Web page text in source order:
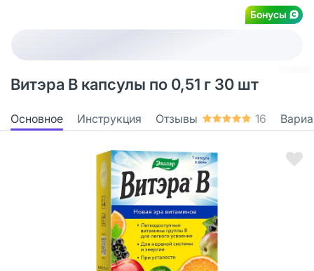
Бонусы
Витэра В капсулы по 0,51 г 30 шт
Основное Инструкция Отзывы 16